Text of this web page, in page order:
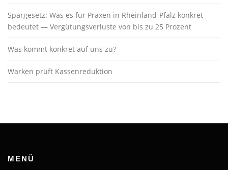
Spargesetz: Was es für Praxen in Rheinland-Pfalz konkret
bedeutet — Vergütungsverluste von bis zu 25 Prozent
Was kommt konkret auf uns zu?
Warken prüft Kassenreduktion
MENÜ